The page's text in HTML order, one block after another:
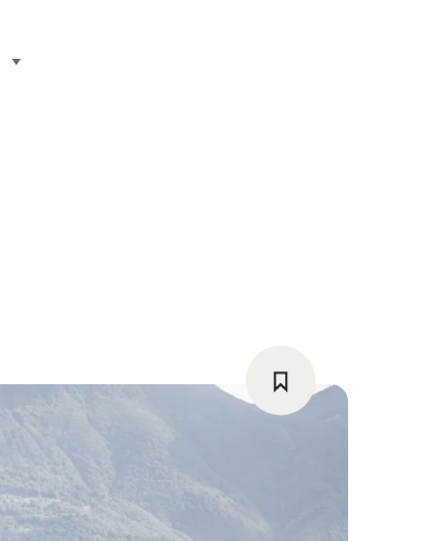
auswählen (klicken um anzuzeigen)